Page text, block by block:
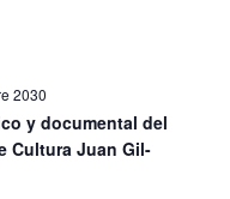
2030
y documental del
Cultura Juan Gil-